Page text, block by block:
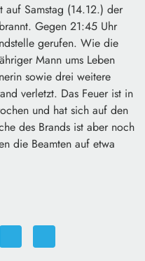
Samstag (14.12.) der
Gegen 21:45 Uhr
gerufen. Wie die
Mann ums Leben
sowie drei weitere
verletzt. Das Feuer ist in
und hat sich auf den
des Brands ist aber noch
die Beamten auf etwa